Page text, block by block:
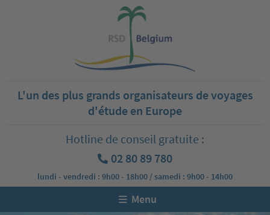
L'un des plus grands organisateurs de voyages
d'étude en Europe
Hotline de conseil gratuite :
02 80 89 780
lundi - vendredi : 9h00 - 18h00 / samedi : 9h00 - 14h00
Menu